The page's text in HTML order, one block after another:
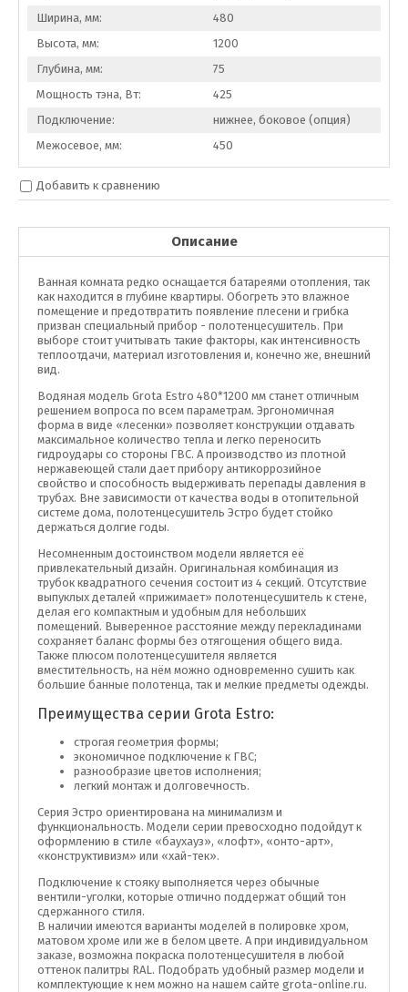
Ширина, мм:
480
Высота, мм:
1200
Глубина, мм:
75
Мощность тэна, Вт:
425
Подключение:
нижнее, боковое (опция)
Межосевое, мм:
450
Добавить к сравнению
Описание
Ванная комната редко оснащается батареями отопления, так
как находится в глубине квартиры. Обогреть это влажное
помещение и предотвратить появление плесени и грибка
призван специальный прибор - полотенцесушитель. При
выборе стоит учитывать такие факторы, как интенсивность
теплоотдачи, материал изготовления и, конечно же, внешний
вид.
Водяная модель Grota Estro 480*1200 мм станет отличным
решением вопроса по всем параметрам. Эргономичная
форма в виде «лесенки» позволяет конструкции отдавать
максимальное количество тепла и легко переносить
гидроудары со стороны ГВС. А производство из плотной
нержавеющей стали дает прибору антикоррозийное
свойство и способность выдерживать перепады давления в
трубах. Вне зависимости от качества воды в отопительной
системе дома, полотенцесушитель Эстро будет стойко
держаться долгие годы.
Несомненным достоинством модели является её
привлекательный дизайн. Оригинальная комбинация из
трубок квадратного сечения состоит из 4 секций. Отсутствие
выпуклых деталей «прижимает» полотенцесушитель к стене,
делая его компактным и удобным для небольших
помещений. Выверенное расстояние между перекладинами
сохраняет баланс формы без отягощения общего вида.
Также плюсом полотенцесушителя является
вместительность, на нём можно одновременно сушить как
большие банные полотенца, так и мелкие предметы одежды.
Преимущества серии Grota Estro:
строгая геометрия формы;
экономичное подключение к ГВС;
разнообразие цветов исполнения;
легкий монтаж и долговечность.
Серия Эстро ориентирована на минимализм и
функциональность. Модели серии превосходно подойдут к
оформлению в стиле «баухауз», «лофт», «онто-арт»,
«конструктивизм» или «хай-тек».
Подключение к стояку выполняется через обычные
вентили-уголки, которые отлично поддержат общий тон
сдержанного стиля.
В наличии имеются варианты моделей в полировке хром,
матовом хроме или же в белом цвете. А при индивидуальном
заказе, возможна покраска полотенцесушителя в любой
оттенок палитры RAL. Подобрать удобный размер модели и
комплектующие к нем можно на нашем сайте grota-online.ru.